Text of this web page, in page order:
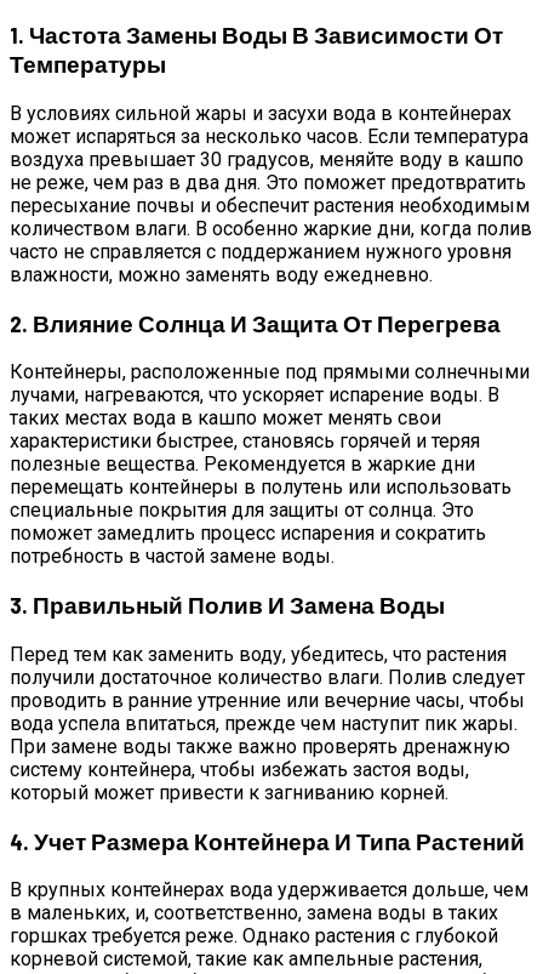
1. Частота Замены Воды В Зависимости От
Температуры
В условиях сильной жары и засухи вода в контейнерах
может испаряться за несколько часов. Если температура
воздуха превышает 30 градусов, меняйте воду в кашпо
не реже, чем раз в два дня. Это поможет предотвратить
пересыхание почвы и обеспечит растения необходимым
количеством влаги. В особенно жаркие дни, когда полив
часто не справляется с поддержанием нужного уровня
влажности, можно заменять воду ежедневно.
2. Влияние Солнца И Защита От Перегрева
Контейнеры, расположенные под прямыми солнечными
лучами, нагреваются, что ускоряет испарение воды. В
таких местах вода в кашпо может менять свои
характеристики быстрее, становясь горячей и теряя
полезные вещества. Рекомендуется в жаркие дни
перемещать контейнеры в полутень или использовать
специальные покрытия для защиты от солнца. Это
поможет замедлить процесс испарения и сократить
потребность в частой замене воды.
3. Правильный Полив И Замена Воды
Перед тем как заменить воду, убедитесь, что растения
получили достаточное количество влаги. Полив следует
проводить в ранние утренние или вечерние часы, чтобы
вода успела впитаться, прежде чем наступит пик жары.
При замене воды также важно проверять дренажную
систему контейнера, чтобы избежать застоя воды,
который может привести к загниванию корней.
4. Учет Размера Контейнера И Типа Растений
В крупных контейнерах вода удерживается дольше, чем
в маленьких, и, соответственно, замена воды в таких
горшках требуется реже. Однако растения с глубокой
корневой системой, такие как ампельные растения,